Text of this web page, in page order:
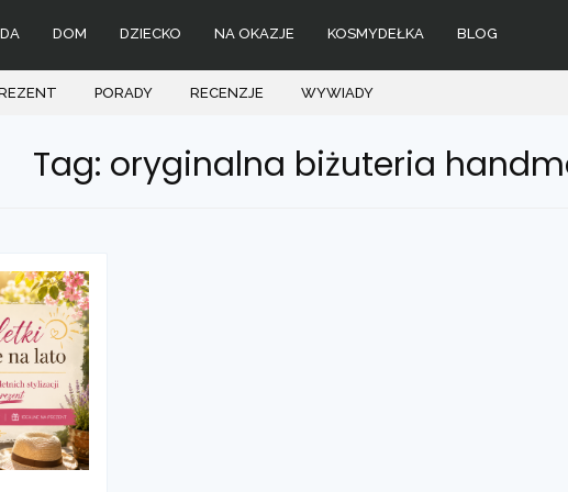
DOM DZIECKO NA OKAZJE KOSMYDEŁKA BLOG
PORADY RECENZJE WYWIADY
Tag: oryginalna biżuteria